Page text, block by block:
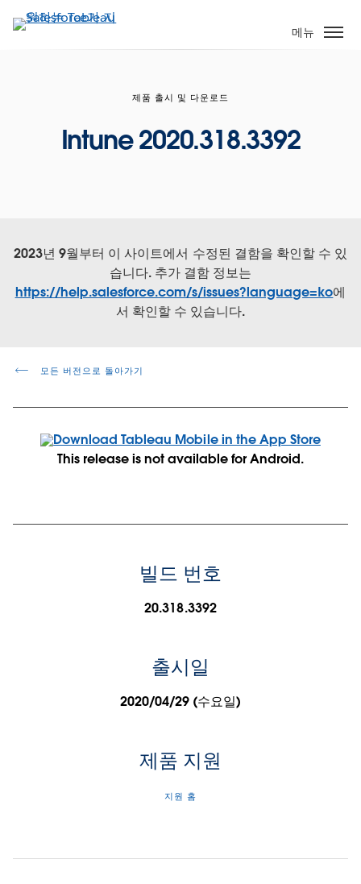
요
메뉴
제품 출시 및 다운로드
Intune 2020.318.3392
2023년 9월부터 이 사이트에서 수정된 결함을 확인할 수 있
습니다. 추가 결함 정보는
https://help.salesforce.com/s/issues?language=ko에
서 확인할 수 있습니다.
모든 버전으로 돌아가기
This release is not available for Android.
빌드 번호
20.318.3392
출시일
2020/04/29 (수요일)
제품 지원
지원 홈